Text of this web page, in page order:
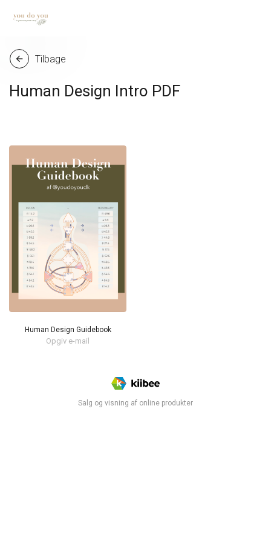
arrow_back Tilbage
Human Design Intro PDF
Human Design Guidebook
Opgiv e-mail
Salg og visning af online produkter